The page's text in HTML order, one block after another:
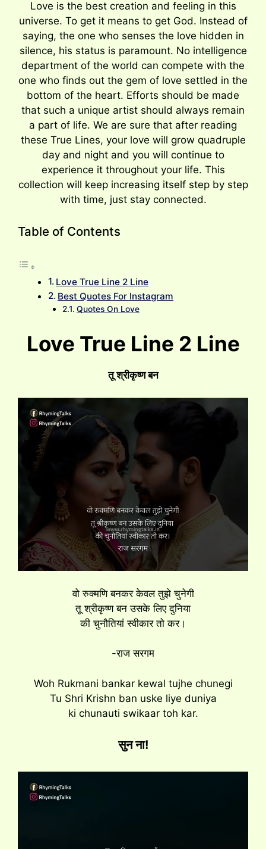
Love is the best creation and feeling in this
universe. To get it means to get God. Instead of
saying, the one who senses the love hidden in
silence, his status is paramount. No intelligence
department of the world can compete with the
one who finds out the gem of love settled in the
bottom of the heart. Efforts should be made
that such a unique artist should always remain
a part of life. We are sure that after reading
these True Lines, your love will grow quadruple
day and night and you will continue to
experience it throughout your life. This
collection will keep increasing itself step by step
with time, just stay connected.
Table of Contents
Love True Line 2 Line
Best Quotes For Instagram
Quotes On Love
Love True Line 2 Line
तू श्रीकृष्ण बन
वो रुक्मणि बनकर केवल तुझे चुनेगी
तू श्रीकृष्ण बन उसके लिए दुनिया
की चुनौतियां स्वीकार तो कर।
-राज सरगम
Woh Rukmani bankar kewal tujhe chunegi
Tu Shri Krishn ban uske liye duniya
ki chunauti swikaar toh kar.
सुन ना!